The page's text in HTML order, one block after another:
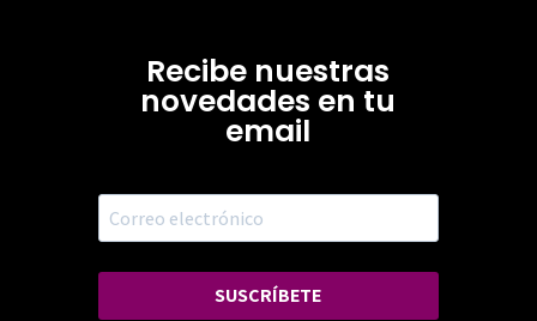
Recibe nuestras
novedades en tu
email
SUSCRÍBETE